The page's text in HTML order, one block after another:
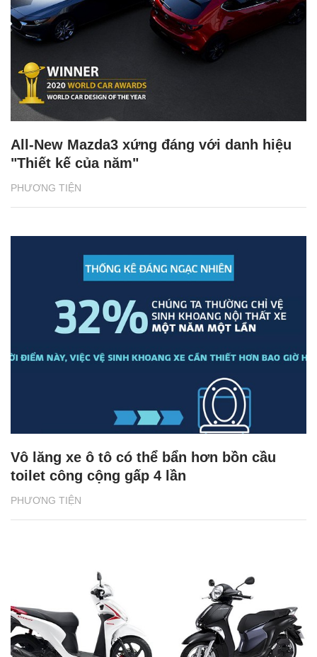
PHƯƠNG TIỆN
All-New Mazda3 xứng đáng với danh hiệu
"Thiết kế của năm"
PHƯƠNG TIỆN
Vô lăng xe ô tô có thể bẩn hơn bồn cầu
toilet công cộng gấp 4 lần